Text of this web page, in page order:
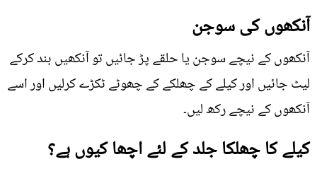
آنکھوں کی سوجن
آنکھوں کے نیچے سوجن یا حلقے پڑ جائیں تو آنکھیں بند کرکے
لیٹ جائیں اور کیلے کے چھلکے کے چھوٹے ٹکڑے کرلیں اور اسے
آنکھوں کے نیچے رکھ لیں۔
کیلے کا چھلکا جلد کے لئے اچھا کیوں ہے؟